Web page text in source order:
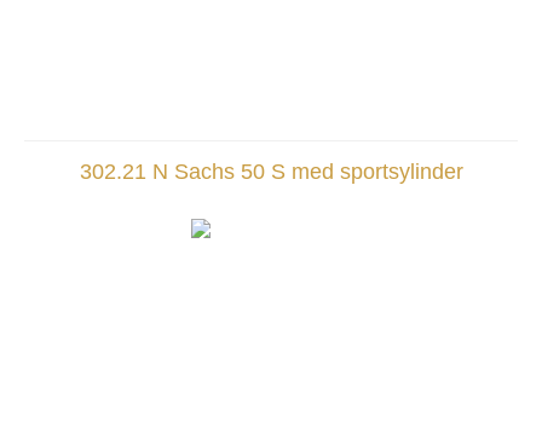
302.21 N Sachs 50 S med sportsylinder